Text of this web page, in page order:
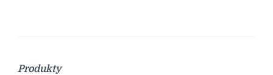
Produkty